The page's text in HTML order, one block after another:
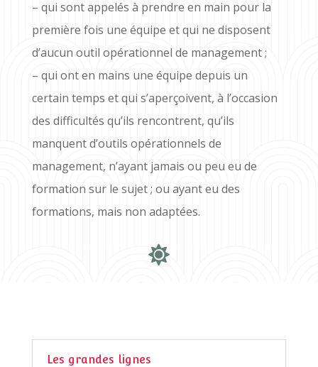
– qui sont appelés à prendre en main pour la
première fois une équipe et qui ne disposent
d’aucun outil opérationnel de management ;
– qui ont en mains une équipe depuis un
certain temps et qui s’aperçoivent, à l’occasion
des difficultés qu’ils rencontrent, qu’ils
manquent d’outils opérationnels de
management, n’ayant jamais ou peu eu de
formation sur le sujet ; ou ayant eu des
formations, mais non adaptées.

Les grandes lignes